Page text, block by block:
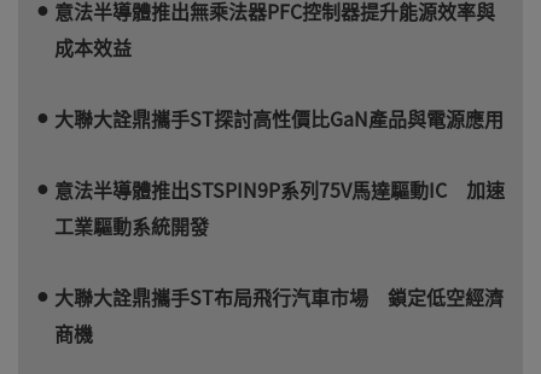
意法半導體推出無乘法器PFC控制器提升能源效率與
成本效益
大聯大詮鼎攜手ST探討高性價比GaN產品與電源應用
意法半導體推出STSPIN9P系列75V馬達驅動IC 加速
工業驅動系統開發
大聯大詮鼎攜手ST布局飛行汽車市場 鎖定低空經濟
商機